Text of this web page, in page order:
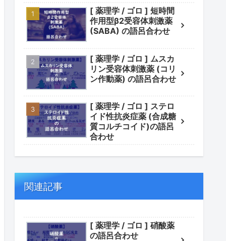
[ 薬理学 / ゴロ ] 短時間
作用型β2受容体刺激薬
(SABA) の語呂合わせ
[ 薬理学 / ゴロ ] ムスカ
リン受容体刺激薬 (コリ
ン作動薬) の語呂合わせ
[ 薬理学 / ゴロ ] ステロ
イド性抗炎症薬 (合成糖
質コルチコイド)の語呂
合わせ
関連記事
[ 薬理学 / ゴロ ] 硝酸薬
の語呂合わせ